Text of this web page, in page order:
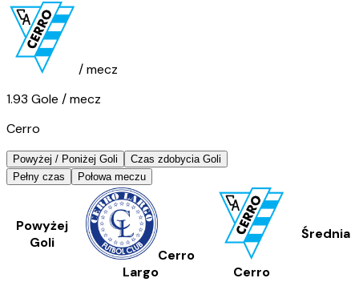
/ mecz
1.93 Gole / mecz
Cerro
Powyżej / Poniżej Goli
Czas zdobycia Goli
Pełny czas
Połowa meczu
Powyżej
Goli
Cerro
Largo
Cerro
Średnia